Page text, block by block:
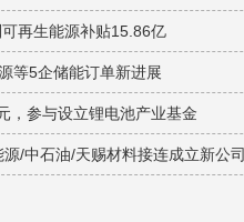
再生能源补贴15.86亿
等5企储能订单新进展
，参与设立锂电池产业基金
/中石油/天赐材料接连成立新公司